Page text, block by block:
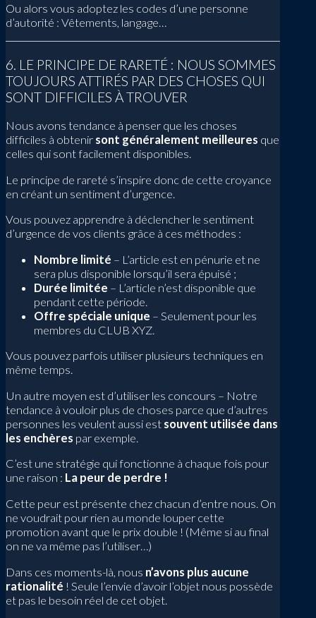
Ou alors vous adoptez les codes d’une personne
d’autorité : Vêtements, langage…
6. LE PRINCIPE DE RARETÉ : NOUS SOMMES
TOUJOURS ATTIRÉS PAR DES CHOSES QUI
SONT DIFFICILES À TROUVER
Nous avons tendance à penser que les choses
difficiles à obtenir sont généralement meilleures que
celles qui sont facilement disponibles.
Le principe de rareté s’inspire donc de cette croyance
en créant un sentiment d’urgence.
Vous pouvez apprendre à déclencher le sentiment
d’urgence de vos clients grâce à ces méthodes :
Nombre limité – L’article est en pénurie et ne
sera plus disponible lorsqu’il sera épuisé ;
Durée limitée – L’article n’est disponible que
pendant cette période.
Offre spéciale unique – Seulement pour les
membres du CLUB XYZ.
Vous pouvez parfois utiliser plusieurs techniques en
même temps.
Un autre moyen est d’utiliser les concours – Notre
tendance à vouloir plus de choses parce que d’autres
personnes les veulent aussi est souvent utilisée dans
les enchères par exemple.
C’est une stratégie qui fonctionne à chaque fois pour
une raison : La peur de perdre !
Cette peur est présente chez chacun d’entre nous. On
ne voudrait pour rien au monde louper cette
promotion avant que le prix double ! (Même si au final
on ne va même pas l’utiliser…)
Dans ces moments-là, nous n’avons plus aucune
rationalité ! Seule l’envie d’avoir l’objet nous possède
et pas le besoin réel de cet objet.